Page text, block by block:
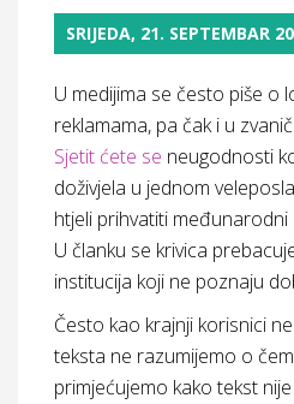
SRIJEDA, 21. SEPTEMBAR
U medijima se često piše o
reklamama, pa čak i u
Sjetit ćete se neugodnosti
doživjela u jednom
htjeli prihvatiti
U članku se krivica
institucija koji ne poznaju
Često kao krajnji korisnici
teksta ne razumijemo o
primjećujemo kako tekst